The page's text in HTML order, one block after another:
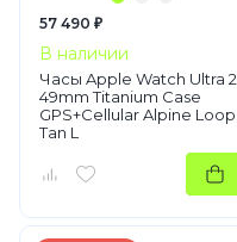
57 490 ₽
В наличии
Часы Apple Watch Ultra 2
49mm Titanium Case
GPS+Cellular Alpine Loop
Tan L